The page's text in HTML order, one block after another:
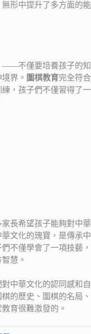
形中提升了多方面的能
——不僅要培養孩子的知
界。 圍棋教育完全符合
練，孩子們不僅習得了一
長希望孩子能夠對中華
華文化的瑰寶，是傳承中
們不僅學會了一項技藝，
慧。
中華文化的認同感和自
的歷史、圍棋的名局、
育很難激發的。